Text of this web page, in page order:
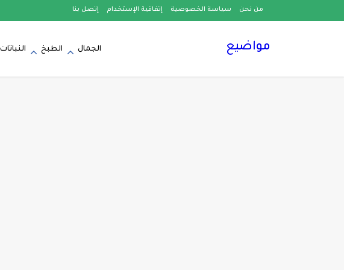
من نحن سياسة الخصوصية إتفاقية الإستخدام إتصل بنا
مواضيع الجمال الطبخ